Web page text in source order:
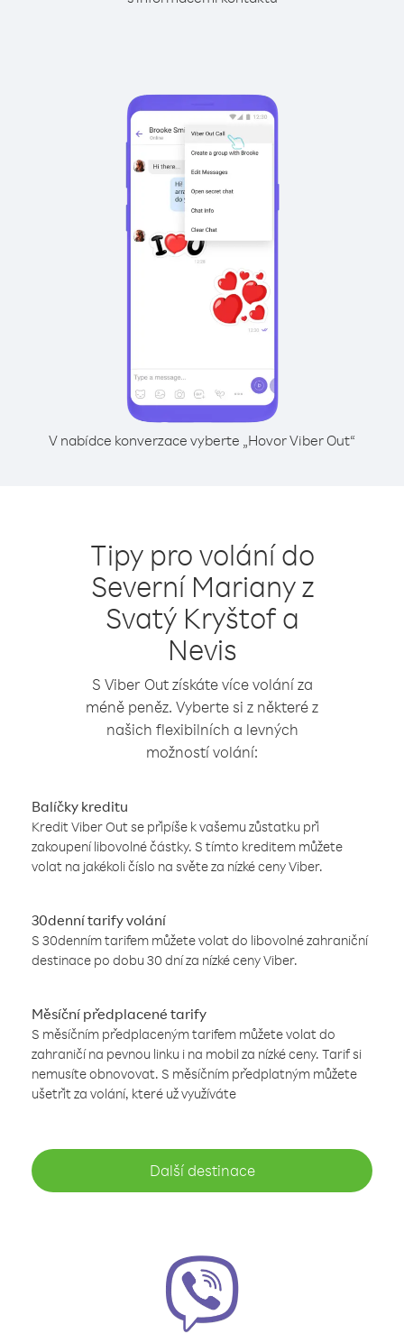
V nabídce konverzace vyberte „Hovor Viber Out“
Tipy pro volání do
Severní Mariany z
Svatý Kryštof a
Nevis
S Viber Out získáte více volání za
méně peněz. Vyberte si z některé z
našich flexibilních a levných
možností volání:
Balíčky kreditu
Kredit Viber Out se připíše k vašemu zůstatku při
zakoupení libovolné částky. S tímto kreditem můžete
volat na jakékoli číslo na světe za nízké ceny Viber.
30denní tarify volání
S 30denním tarifem můžete volat do libovolné zahraniční
destinace po dobu 30 dní za nízké ceny Viber.
Měsíční předplacené tarify
S měsíčním předplaceným tarifem můžete volat do
zahraničí na pevnou linku i na mobil za nízké ceny. Tarif si
nemusíte obnovovat. S měsíčním předplatným můžete
ušetřit za volání, které už využíváte
Další destinace